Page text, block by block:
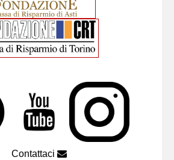
Contattaci